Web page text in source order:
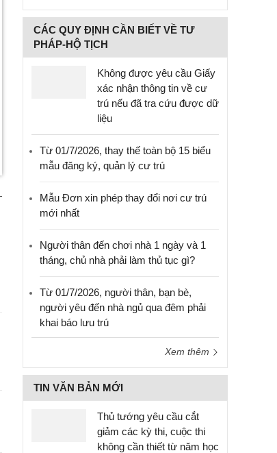
CÁC QUY ĐỊNH CẦN BIẾT VỀ TƯ
PHÁP-HỘ TỊCH
Không được yêu cầu Giấy
xác nhận thông tin về cư
trú nếu đã tra cứu được dữ
liệu
Từ 01/7/2026, thay thế toàn bộ 15 biểu
mẫu đăng ký, quản lý cư trú
Mẫu Đơn xin phép thay đổi nơi cư trú
mới nhất
Người thân đến chơi nhà 1 ngày và 1
tháng, chủ nhà phải làm thủ tục gì?
Từ 01/7/2026, người thân, bạn bè,
người yêu đến nhà ngủ qua đêm phải
khai báo lưu trú
Xem thêm
TIN VĂN BẢN MỚI
Thủ tướng yêu cầu cắt
giảm các kỳ thi, cuộc thi
không cần thiết từ năm học